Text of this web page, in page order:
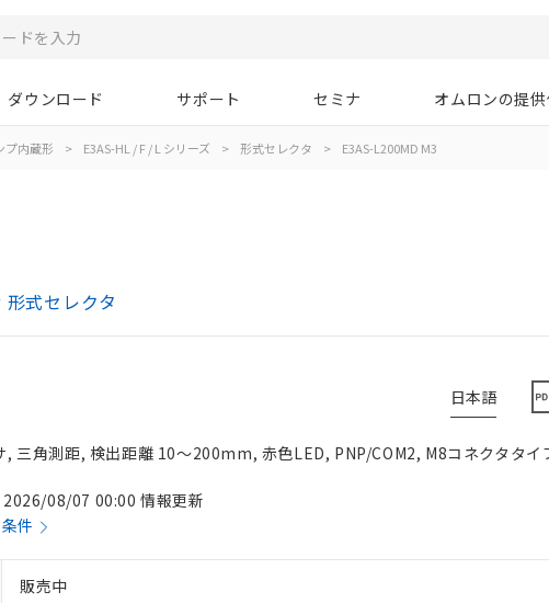
ダウンロード サポート セミナ オムロンの提
プ内蔵形 > E3AS-HL / F / L シリーズ > 形式セレクタ > E3AS-L200MD M3
式セレクタ
日本語
, 三角測距, 検出距離 10～200mm, 赤色LED, PNP/COM2, M8コネクタタイ
2026/08/07 00:00 情報更新
件
販売中